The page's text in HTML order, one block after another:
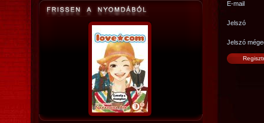
E-mail
Jelszó
Jelszó